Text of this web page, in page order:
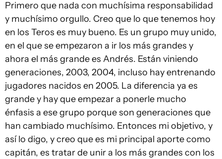
Primero que nada con muchísima responsabilidad
y muchísimo orgullo. Creo que lo que tenemos hoy
en los Teros es muy bueno. Es un grupo muy unido,
en el que se empezaron a ir los más grandes y
ahora el más grande es Andrés. Están viniendo
generaciones, 2003, 2004, incluso hay entrenando
jugadores nacidos en 2005. La diferencia ya es
grande y hay que empezar a ponerle mucho
énfasis a ese grupo porque son generaciones que
han cambiado muchísimo. Entonces mi objetivo, y
así lo digo, y creo que es mi principal aporte como
capitán, es tratar de unir a los más grandes con los